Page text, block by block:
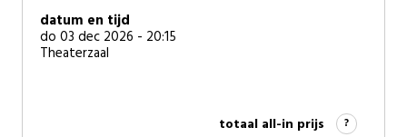
datum en tijd
do 03 dec 2026 - 20:15
Theaterzaal
totaal all-in prijs ?